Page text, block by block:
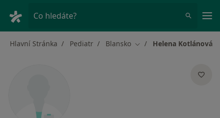
Co hledáte?
Hlavní Stránka Pediatr Blansko Změna města
Helena Kotlánová